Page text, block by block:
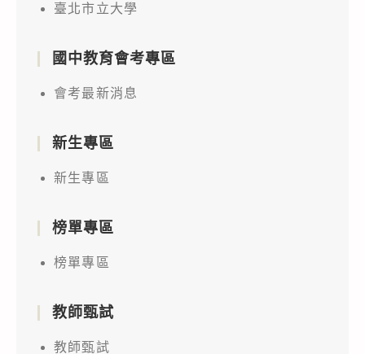
臺北市立大學
國中教育會考專區
會考最新消息
新生專區
新生專區
榜單專區
榜單專區
教師甄試
教師甄試